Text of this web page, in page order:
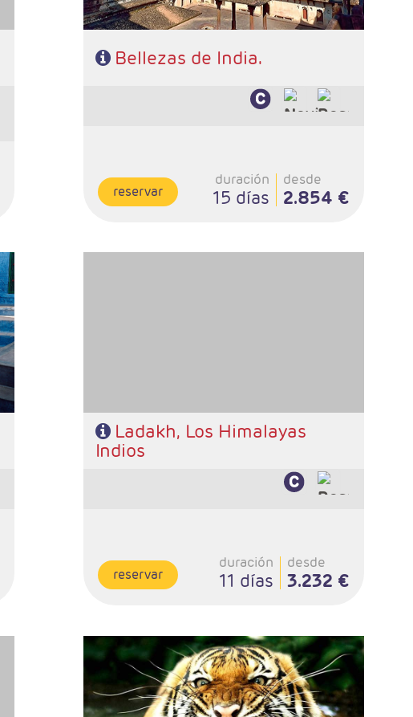
Bellezas de India.
reservar
duración
15 días
desde
2.854 €
Ladakh, Los Himalayas
Indios
reservar
duración
11 días
desde
3.232 €
- Salidas: Diarias
- Ruta: 2 noches Delhi, 2n Jaipur, 2n Ranthambore, 2n
Agra, 2n Khajuraho, 2n Bandavgarh y 1 noche Delhi
- Categoría hotelera: Primera y Superior
- Régimen: 13 desayunos, 5 almuerzos y 11 cenas